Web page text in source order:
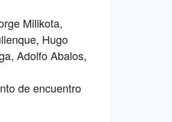
Milikota,
Hugo
Adolfo Abalos,
de encuentro